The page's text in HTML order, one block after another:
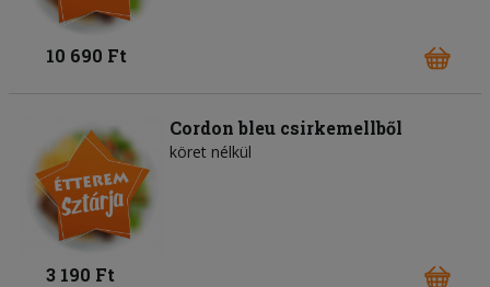
10 690 Ft
Cordon bleu csirkemellből
köret nélkül
3 190 Ft